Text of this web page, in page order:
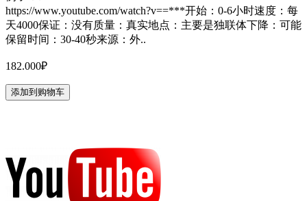
https://www.youtube.com/watch?v==***开始：0-6小时速度：每
天4000保证：没有质量：真实地点：主要是独联体下降：可能
保留时间：30-40秒来源：外..
182.000₽
添加到购物车